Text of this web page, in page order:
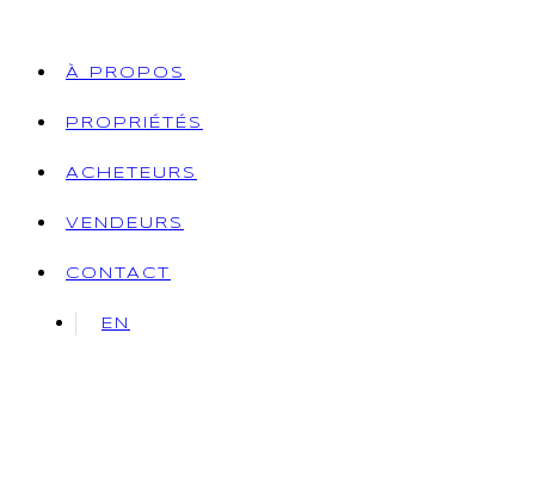
À PROPOS
PROPRIÉTÉS
ACHETEURS
VENDEURS
CONTACT
EN